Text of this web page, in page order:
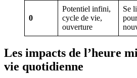
0
Potentiel infini,
cycle de vie,
ouverture
Se
Les impacts de l’heure
vie quotidienne